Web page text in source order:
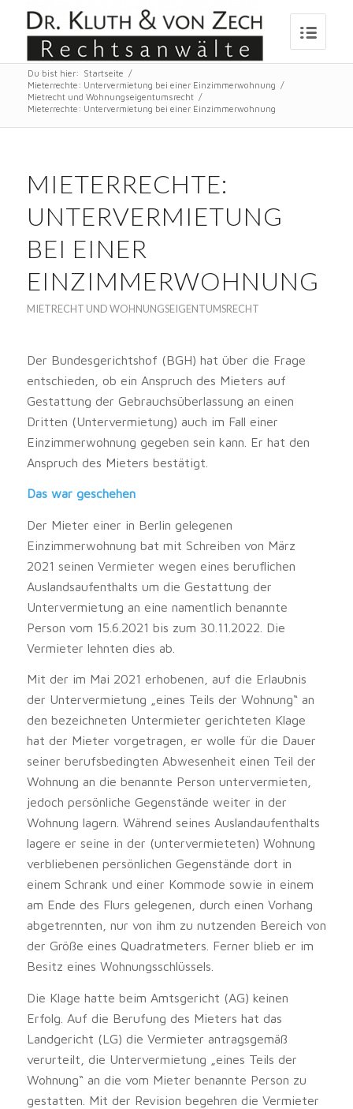
Du bist hier: Startseite
/
Mieterrechte: Untervermietung bei einer Einzimmerwohnung
/
Mietrecht und Wohnungseigentumsrecht /
Mieterrechte: Untervermietung bei einer Einzimmerwohnung
MIETERRECHTE:
UNTERVERMIETUNG
BEI EINER
EINZIMMERWOHNUNG
MIETRECHT UND WOHNUNGSEIGENTUMSRECHT
Der Bundesgerichtshof (BGH) hat über die Frage
entschieden, ob ein Anspruch des Mieters auf
Gestattung der Gebrauchsüberlassung an einen
Dritten (Untervermietung) auch im Fall einer
Einzimmerwohnung gegeben sein kann. Er hat den
Anspruch des Mieters bestätigt.
Das war geschehen
Der Mieter einer in Berlin gelegenen
Einzimmerwohnung bat mit Schreiben von März
2021 seinen Vermieter wegen eines beruflichen
Auslandsaufenthalts um die Gestattung der
Untervermietung an eine namentlich benannte
Person vom 15.6.2021 bis zum 30.11.2022. Die
Vermieter lehnten dies ab.
Mit der im Mai 2021 erhobenen, auf die Erlaubnis
der Untervermietung „eines Teils der Wohnung“ an
den bezeichneten Untermieter gerichteten Klage
hat der Mieter vorgetragen, er wolle für die Dauer
seiner berufsbedingten Abwesenheit einen Teil der
Wohnung an die benannte Person untervermieten,
jedoch persönliche Gegenstände weiter in der
Wohnung lagern. Während seines Auslandaufenthalts
lagere er seine in der (untervermieteten) Wohnung
verbliebenen persönlichen Gegenstände dort in
einem Schrank und einer Kommode sowie in einem
am Ende des Flurs gelegenen, durch einen Vorhang
abgetrennten, nur von ihm zu nutzenden Bereich von
der Größe eines Quadratmeters. Ferner blieb er im
Besitz eines Wohnungsschlüssels.
Die Klage hatte beim Amtsgericht (AG) keinen
Erfolg. Auf die Berufung des Mieters hat das
Landgericht (LG) die Vermieter antragsgemäß
verurteilt, die Untervermietung „eines Teils der
Wohnung“ an die vom Mieter benannte Person zu
gestatten. Mit der Revision begehren die Vermieter